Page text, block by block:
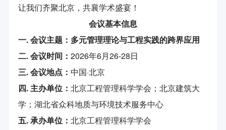
让我们齐聚北京，共襄学术盛宴！
会议基本信息
一.会议主题：多元管理理论与工程实践的跨界应用
二.会议时间： 2026年6月26-28日
三.会议地点： 中国·北京
四.主办单位： 北京工程管理科学学会；北京建筑大
学；湖北省众科地质与环境技术服务中心
五.承办单位： 北京工程管理科学学会